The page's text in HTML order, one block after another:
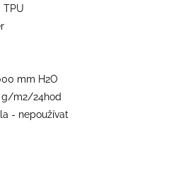
TPU
mm H2O
g/m2/24hod
- nepoužívat